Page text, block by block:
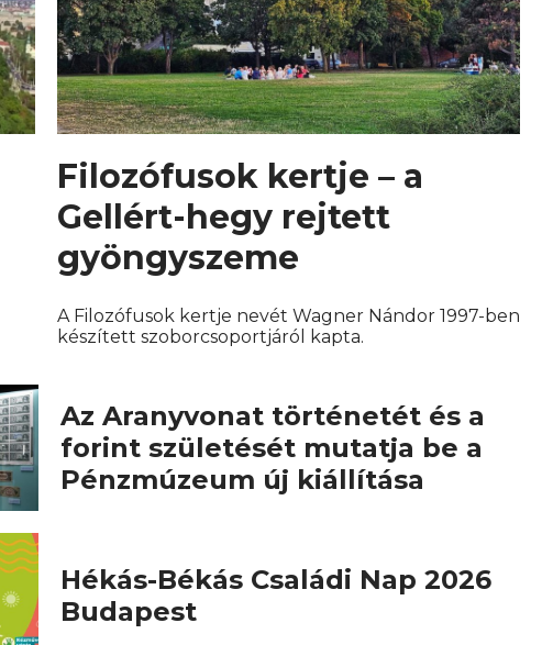
Filozófusok kertje – a
Gellért-hegy rejtett
gyöngyszeme
A Filozófusok kertje nevét Wagner Nándor 1997-ben
készített szoborcsoportjáról kapta.
Az Aranyvonat történetét és a
forint születését mutatja be a
Pénzmúzeum új kiállítása
Hékás-Békás Családi Nap 2026
Budapest